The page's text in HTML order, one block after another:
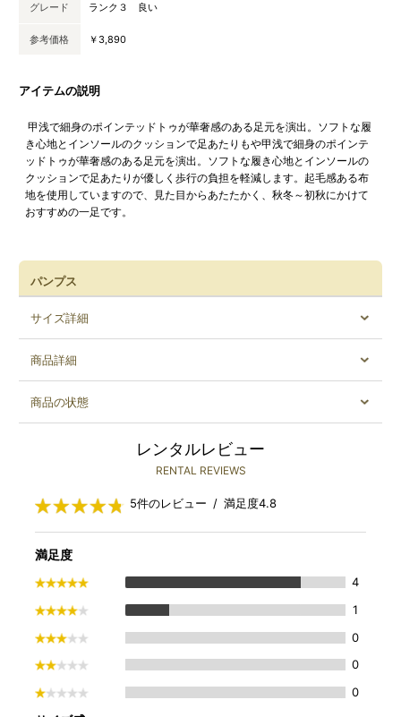
グレード ランク３ 良い
参考価格 ￥3,890
アイテムの説明
甲浅で細身のポインテッドトゥが華奢感のある足元を演出。ソフトな履
き心地とインソールのクッションで足あたりもや甲浅で細身のポインテ
ッドトゥが華奢感のある足元を演出。ソフトな履き心地とインソールの
クッションで足あたりが優しく歩行の負担を軽減します。起毛感ある布
地を使用していますので、見た目からあたたかく、秋冬～初秋にかけて
おすすめの一足です。
パンプス
サイズ詳細
商品詳細
商品の状態
レンタルレビュー
RENTAL REVIEWS
5件のレビュー / 満足度4.8
満足度
4
1
0
0
0